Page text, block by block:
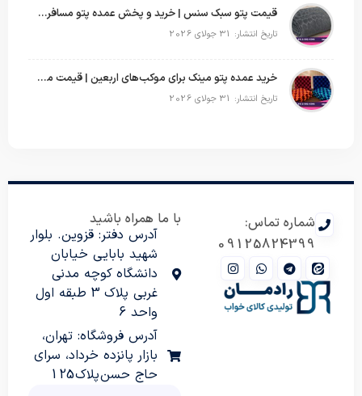
قیمت پتو سبک سنس | خرید و پخش عمده پتو مسافرتی Sense
تاریخ انتشار: 31 جولای 2026
خرید عمده پتو مینک برای موکب‌های اربعین | قیمت مناسب و ارسال سریع
تاریخ انتشار: 31 جولای 2026
شماره تماس:
09125824399
با ما همراه باشید
آدرس دفتر: قزوین. بلوار
شهید بابایی خیابان
دانشگاه کوچه مدنی
غربی پلاک 3 طبقه اول
واحد 6
آدرس فروشگاه: تهران،
بازار پانزده خرداد، سرای
حاج حسن پلاک 125